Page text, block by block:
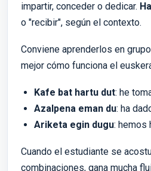
impartir, conceder o dedicar.
o "recibir", según el contexto.
Conviene aprenderlos en
mejor cómo funciona el
Kafe bat hartu dut: he
Azalpena eman du: ha
Ariketa egin dugu: hemos
Cuando el estudiante se
combinaciones, gana mucha